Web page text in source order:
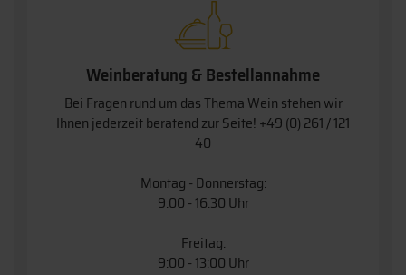
Weinberatung & Bestellannahme
Bei Fragen rund um das Thema Wein stehen wir
Ihnen jederzeit beratend zur Seite! +49 (0) 261 / 121
40
Montag - Donnerstag:
9:00 - 16:30 Uhr
Freitag:
9:00 - 13:00 Uhr